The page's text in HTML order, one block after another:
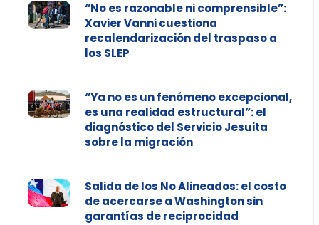
“No es razonable ni comprensible”:
Xavier Vanni cuestiona
recalendarización del traspaso a
los SLEP
“Ya no es un fenómeno excepcional,
es una realidad estructural”: el
diagnóstico del Servicio Jesuita
sobre la migración
Salida de los No Alineados: el costo
de acercarse a Washington sin
garantías de reciprocidad